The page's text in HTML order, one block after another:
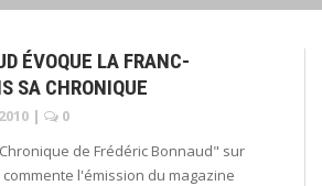
ÉVOQUE LA FRANC-
SA CHRONIQUE
|
0
de Frédéric Bonnaud" sur
l'émission du magazine